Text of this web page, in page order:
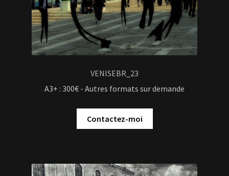
VENISEBR_23
A3+ : 300€ - Autres formats sur demande
Contactez-moi